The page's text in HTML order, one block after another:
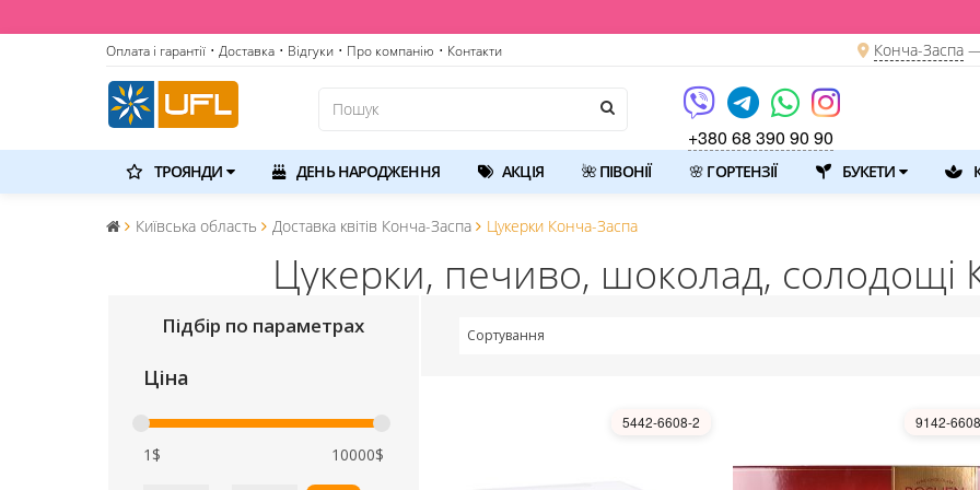
Оплата і гарантії • Доставка • Відгуки • Про компанію • Контакти Конча-Заспа—
+380 68 390 90 90
ТРОЯНДИ ДЕНЬ НАРОДЖЕННЯ АКЦІЯ 🌺 ПІВОНІЇ 🌸 ГОРТЕНЗІЇ БУКЕТИ
Київська область Доставка квітів Конча-Заспа Цукерки Конча-Заспа
Цукерки, печиво, шоколад, солодощі
Підбір по параметрах
Ціна
1$ 10000$
Сортування
5442-6608-2 9142-